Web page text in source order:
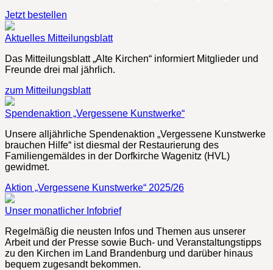
Jetzt bestellen
Aktuelles Mitteilungsblatt
Das Mitteilungsblatt „Alte Kirchen“ informiert Mitglieder und
Freunde drei mal jährlich.
zum Mitteilungsblatt
Spendenaktion „Vergessene Kunstwerke“
Unsere alljährliche Spendenaktion „Vergessene Kunstwerke
brauchen Hilfe“ ist diesmal der Restaurierung des
Familiengemäldes in der Dorfkirche Wagenitz (HVL)
gewidmet.
Aktion „Vergessene Kunstwerke“ 2025/26
Unser monatlicher Infobrief
Regelmäßig die neusten Infos und Themen aus unserer
Arbeit und der Presse sowie Buch- und Veranstaltungstipps
zu den Kirchen im Land Brandenburg und darüber hinaus
bequem zugesandt bekommen.